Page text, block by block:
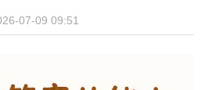
07-09 09:51